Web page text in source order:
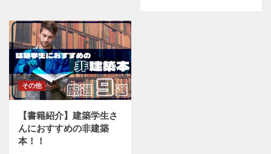
その他
【書籍紹介】建築学生さ
んにおすすめの非建築
本！！